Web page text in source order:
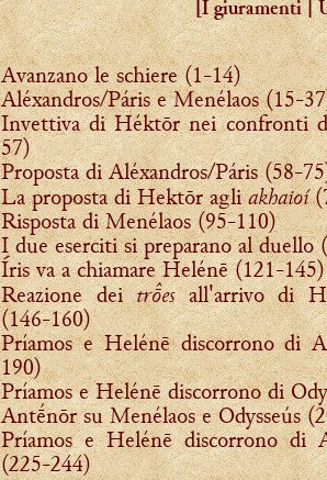
[I giuramenti |
Avanzano le schiere (1-14)
Aléxandros/Páris e Menélaos (15-
Invettiva di Héktōr nei confronti
57)
Proposta di Aléxandros/Páris (58-
La proposta di Hektōr agliakhaioí
Risposta di Menélaos (95-110)
I due eserciti si preparano al duello
Íris va a chiamare Helénē (121-145)
Reazione deitresall'arrivo di
(146-160)
Príamos e Helénē discorrono di
190)
Príamos e Helénē discorrono di
Antḗnōr su Menélaos e Odysseús
Príamos e Helénē discorrono di
(225-244)